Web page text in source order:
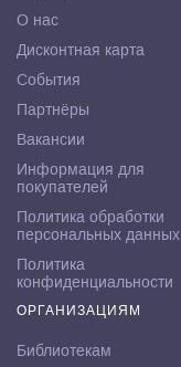
О нас
Дисконтная карта
События
Партнёры
Вакансии
Информация для
покупателей
Политика обработки
персональных данных
Политика
конфиденциальности
ОРГАНИЗАЦИЯМ
Библиотекам